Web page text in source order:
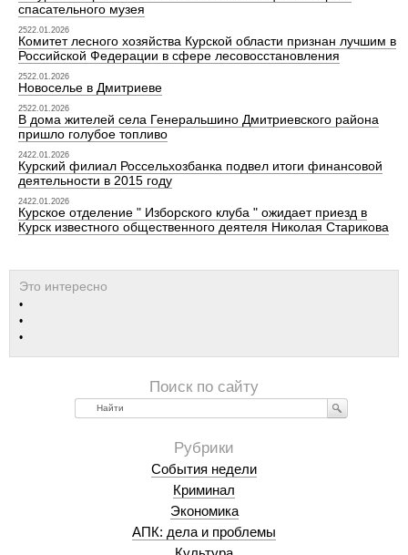
спасательного музея
2522.01.2026
Комитет лесного хозяйства Курской области признан лучшим в
Российской Федерации в сфере лесовосстановления
2522.01.2026
Новоселье в Дмитриеве
2522.01.2026
В дома жителей села Генеральшино Дмитриевского района
пришло голубое топливо
2422.01.2026
Курский филиал Россельхозбанка подвел итоги финансовой
деятельности в 2015 году
2422.01.2026
Курское отделение " Изборского клуба " ожидает приезд в
Курск известного общественного деятеля Николая Старикова
Найти
События недели
Криминал
Экономика
АПК: дела и проблемы